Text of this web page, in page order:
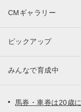
CMギャラリー
ピックアップ
みんなで育成中
馬券・車券は20歳